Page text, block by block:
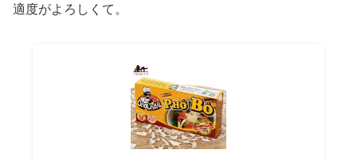
適度がよろしくて。